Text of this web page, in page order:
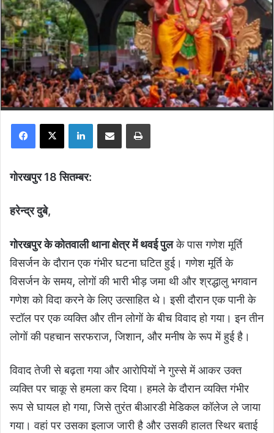
Facebook
X LinkedInShare via Email Print
गोरखपुर 18 सितम्बर:
हरेन्द्र दुबे,
गोरखपुर के कोतवाली थाना क्षेत्र में थवई पुलके पास गणेश मूर्ति
विसर्जन के दौरान एक गंभीर घटना घटित हुई। गणेश मूर्ति के
विसर्जन के समय, लोगों की भारी भीड़ जमा थी और श्रद्धालु भगवान
गणेश को विदा करने के लिए उत्साहित थे। इसी दौरान एक पानी के
स्टॉल पर एक व्यक्ति और तीन लोगों के बीच विवाद हो गया। इन तीन
लोगों की पहचान सरफराज, जिशान, और मनीष के रूप में हुई है।
विवाद तेजी से बढ़ता गया और आरोपियों ने गुस्से में आकर उक्त
व्यक्ति पर चाकू से हमला कर दिया। हमले के दौरान व्यक्ति गंभीर
रूप से घायल हो गया, जिसे तुरंत बीआरडी मेडिकल कॉलेज ले जाया
गया। वहां पर उसका इलाज जारी है और उसकी हालत स्थिर बताई